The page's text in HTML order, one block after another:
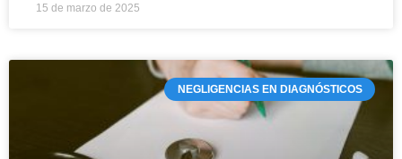
15 de marzo de 2025
NEGLIGENCIAS EN DIAGNÓSTICOS